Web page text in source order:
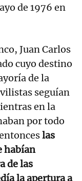
de 1976 en
Juan Carlos
cuyo destino
de la
seguían
en la
por todo
las
habían
de las
la apertura a